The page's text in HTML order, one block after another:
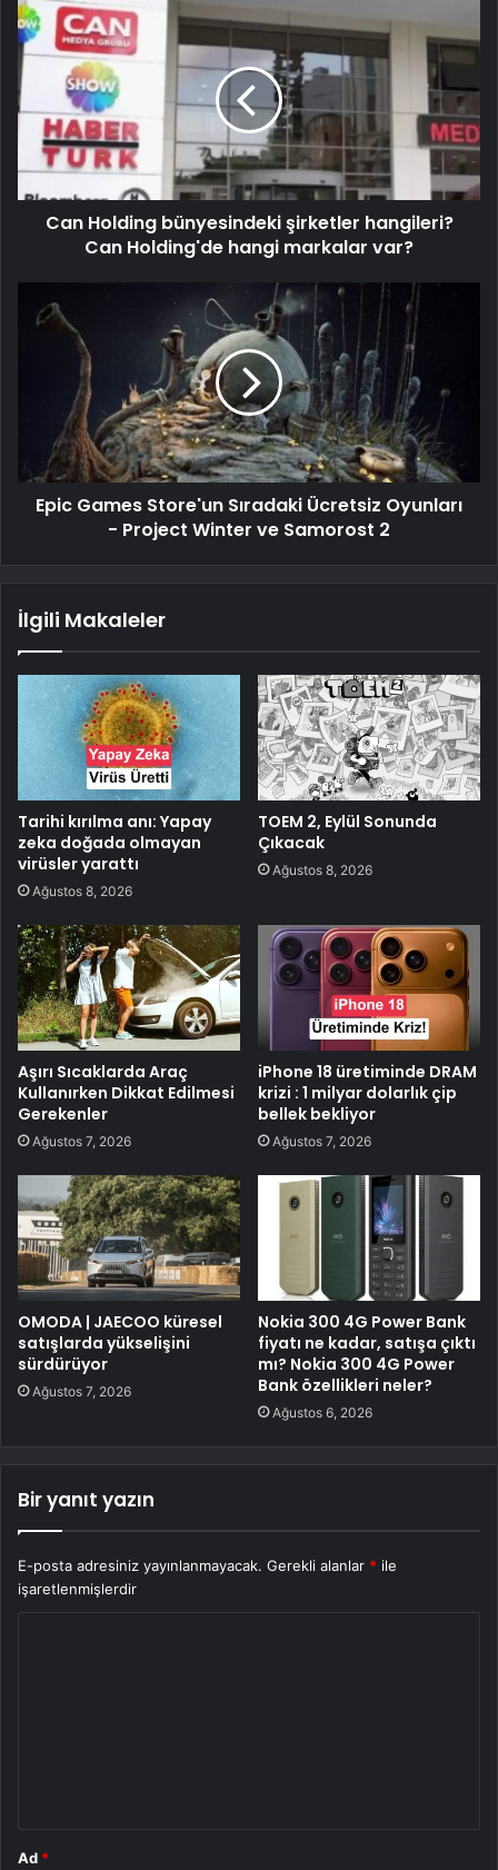
Can Holding bünyesindeki şirketler hangileri?
Can Holding'de hangi markalar var?
Epic Games Store'un Sıradaki Ücretsiz Oyunları
- Project Winter ve Samorost 2
İlgili Makaleler
Tarihi kırılma anı: Yapay
zeka doğada olmayan
virüsler yarattı
Ağustos 8, 2026
TOEM 2, Eylül Sonunda
Çıkacak
Ağustos 8, 2026
Aşırı Sıcaklarda Araç
Kullanırken Dikkat Edilmesi
Gerekenler
Ağustos 7, 2026
iPhone 18 üretiminde DRAM
krizi : 1 milyar dolarlık çip
bellek bekliyor
Ağustos 7, 2026
OMODA | JAECOO küresel
satışlarda yükselişini
sürdürüyor
Ağustos 7, 2026
Nokia 300 4G Power Bank
fiyatı ne kadar, satışa çıktı
mı? Nokia 300 4G Power
Bank özellikleri neler?
Ağustos 6, 2026
Bir yanıt yazın
E-posta adresiniz yayınlanmayacak. Gerekli alanlar * ile
işaretlenmişlerdir
Ad *